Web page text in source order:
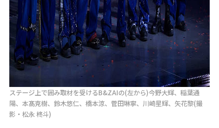
ステージ上で囲み取材を受けるB&ZAIの(左から)今野大輝、稲葉通
陽、本髙克樹、鈴木悠仁、橋本涼、菅田琳寧、川崎星輝、矢花黎(撮
影・松永 柊斗)